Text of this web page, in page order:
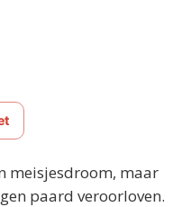
meisjesdroom, maar
paard veroorloven.